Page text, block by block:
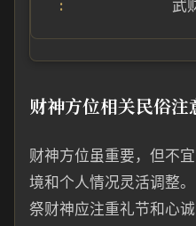
武
财神方位相关民俗注
财神方位虽重要，但不
境和个人情况灵活调整。
祭财神应注重礼节和心